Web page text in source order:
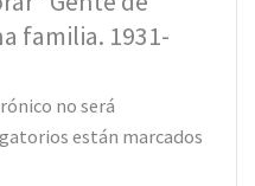
familia. 1931-
no será
están marcados